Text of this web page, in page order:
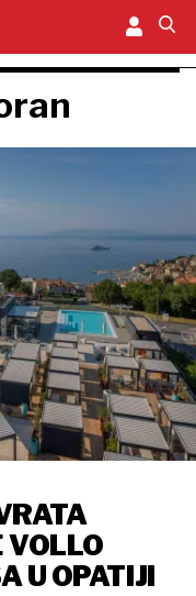
VOLLO
U OPATIJI